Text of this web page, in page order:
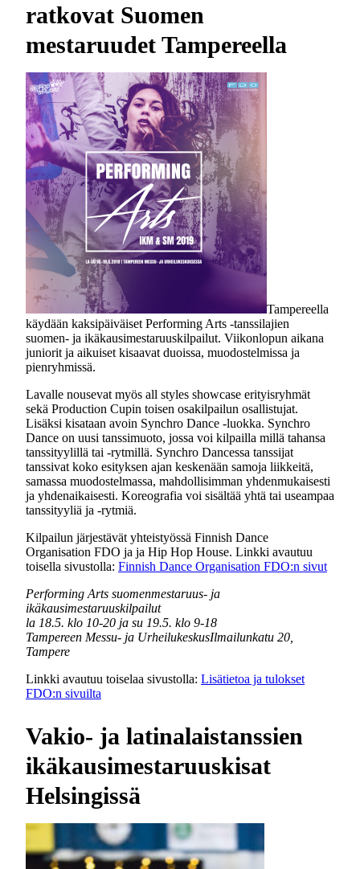
ratkovat Suomen
mestaruudet Tampereella
Tampereella
käydään kaksipäiväiset Performing Arts -tanssilajien
suomen- ja ikäkausimestaruuskilpailut. Viikonlopun aikana
juniorit ja aikuiset kisaavat duoissa, muodostelmissa ja
pienryhmissä.
Lavalle nousevat myös all styles showcase erityisryhmät
sekä Production Cupin toisen osakilpailun osallistujat.
Lisäksi kisataan avoin Synchro Dance -luokka. Synchro
Dance on uusi tanssimuoto, jossa voi kilpailla millä tahansa
tanssityylillä tai -rytmillä. Synchro Dancessa tanssijat
tanssivat koko esityksen ajan keskenään samoja liikkeitä,
samassa muodostelmassa, mahdollisimman yhdenmukaisesti
ja yhdenaikaisesti. Koreografia voi sisältää yhtä tai useampaa
tanssityyliä ja -rytmiä.
Kilpailun järjestävät yhteistyössä Finnish Dance
Organisation FDO ja ja Hip Hop House. Linkki avautuu
toisella sivustolla: Finnish Dance Organisation FDO:n sivut
Performing Arts suomenmestaruus- ja
ikäkausimestaruuskilpailut
la 18.5. klo 10-20 ja su 19.5. klo 9-18
Tampereen Messu- ja UrheilukeskusIlmailunkatu 20,
Tampere
Linkki avautuu toiselaa sivustolla: Lisätietoa ja tulokset
FDO:n sivuilta
Vakio- ja latinalaistanssien
ikäkausimestaruuskisat
Helsingissä